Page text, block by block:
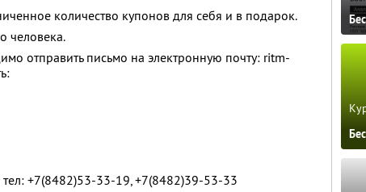
количество купонов для себя и в подарок.
человека.
отправить письмо на электронную почту: ritm-
+7(8482)53-33-19, +7(8482)39-53-33